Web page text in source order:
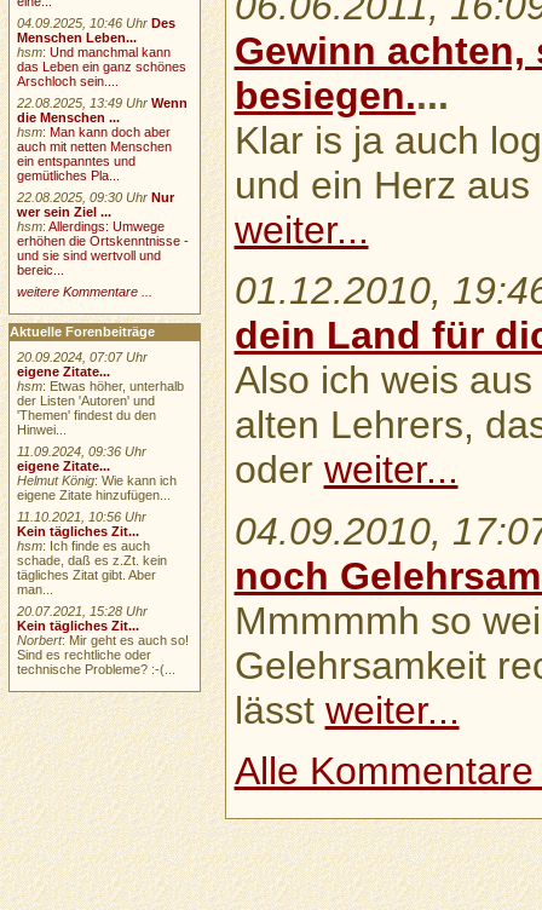
Gewinn achten,
besiegen....
Klar is ja auch
und ein Herz
weiter...
01.12.2010,
dein Land für
Also ich weis
alten Lehrers,
oder weiter...
04.09.2010,
noch
Mmmmmh so
Gelehrsamkeit
lässt weiter...
Alle Kommentare
04.09.2025, 10:46 Uhr Des
Menschen Leben...
hsm:Und manchmal kann
das Leben ein ganz schönes
Arschloch sein....
22.08.2025, 13:49 Uhr Wenn
die Menschen ...
hsm:Man kann doch aber
auch mit netten Menschen
ein entspanntes und
gemütliches Pla...
22.08.2025, 09:30 Uhr Nur
wer sein Ziel ...
hsm:Allerdings: Umwege
erhöhen die Ortskenntnisse -
und sie sind wertvoll und
bereic...
weitere Kommentare ...
Aktuelle Forenbeiträge
20.09.2024, 07:07 Uhr
eigene Zitate...
hsm: Etwas höher, unterhalb
der Listen 'Autoren' und
'Themen' findest du den
Hinwei...
11.09.2024, 09:36 Uhr
eigene Zitate...
Helmut König: Wie kann ich
eigene Zitate hinzufügen...
11.10.2021, 10:56 Uhr
Kein tägliches Zit...
hsm: Ich finde es auch
schade, daß es z.Zt. kein
tägliches Zitat gibt. Aber
man...
20.07.2021, 15:28 Uhr
Kein tägliches Zit...
Norbert: Mir geht es auch so!
Sind es rechtliche oder
technische Probleme? :-(...